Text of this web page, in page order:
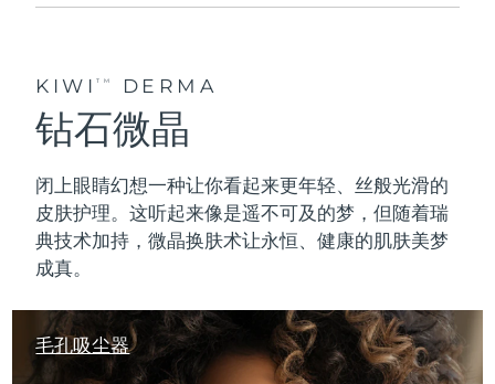
KIWITM DERMA
钻石微晶
闭上眼睛幻想一种让你看起来更年轻、 丝般光滑的
皮肤护理。这听起来像是遥不可及的梦，但随着瑞
典技术加持，微晶换肤术让永恒、健康的肌肤美梦
成真。
毛孔吸尘器